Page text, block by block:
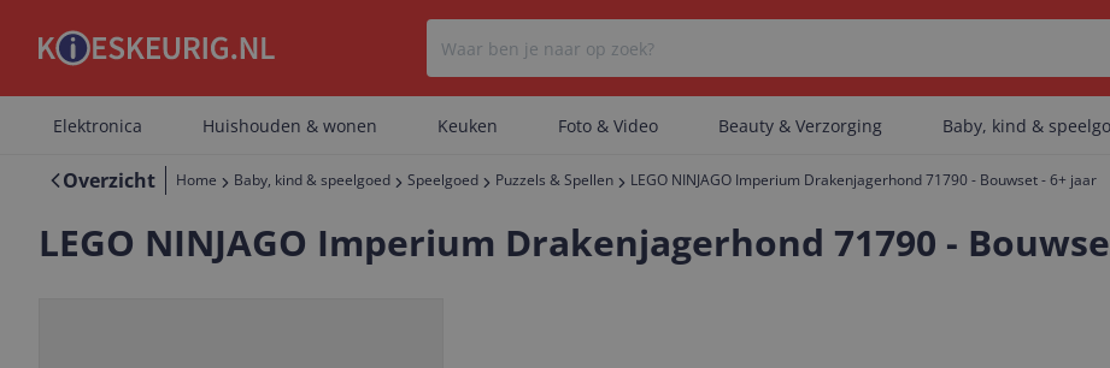
Er zijn geen categorieën gevonden.
Elektronica Huishouden & wonen Keuken Foto & Video Beauty & Verzorging Baby, kind &
Overzicht Home Baby, kind & speelgoed Speelgoed Puzzels & Spellen LEGO NINJAGO Imperium Drakenjagerhond 71790 - Bouwset - 6+ jaar
LEGO NINJAGO Imperium Drakenjagerhond 71790 -